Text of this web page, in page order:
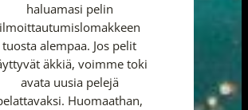
haluamasi pelin
ilmoittautumislomakkeen
tuosta alempaa. Jos pelit
äkkiä, voimme toki
avata uusia pelejä
Huomaathan,